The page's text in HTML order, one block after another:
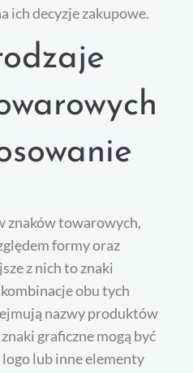
ich decyzje zakupowe.
znaków towarowych,
formy oraz
z nich to znaki
obu tych
nazwy produktów
graficzne mogą być
lub inne elementy